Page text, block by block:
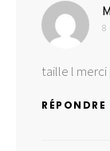
8
taille l
RÉPONDRE